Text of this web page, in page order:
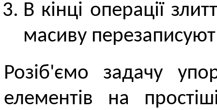
В кінці операції
масиву
Розіб'ємо задачу
елементів на